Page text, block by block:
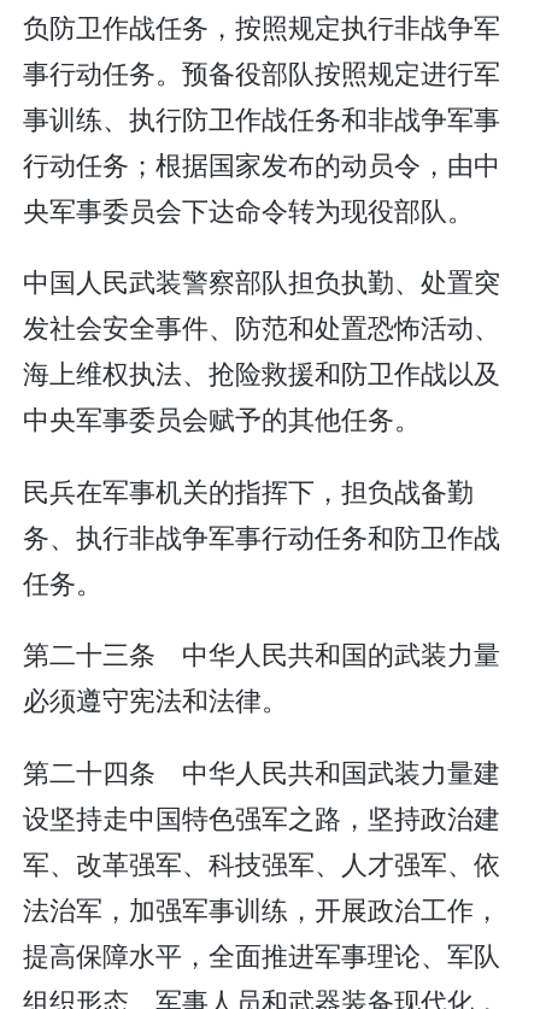
负防卫作战任务，按照规定执行非战争军
事行动任务。预备役部队按照规定进行军
事训练、执行防卫作战任务和非战争军事
行动任务；根据国家发布的动员令，由中
央军事委员会下达命令转为现役部队。
中国人民武装警察部队担负执勤、处置突
发社会安全事件、防范和处置恐怖活动、
海上维权执法、抢险救援和防卫作战以及
中央军事委员会赋予的其他任务。
民兵在军事机关的指挥下，担负战备勤
务、执行非战争军事行动任务和防卫作战
任务。
第二十三条 中华人民共和国的武装力量
必须遵守宪法和法律。
第二十四条 中华人民共和国武装力量建
设坚持走中国特色强军之路，坚持政治建
军、改革强军、科技强军、人才强军、依
法治军，加强军事训练，开展政治工作，
提高保障水平，全面推进军事理论、军队
组织形态、军事人员和武器装备现代化，